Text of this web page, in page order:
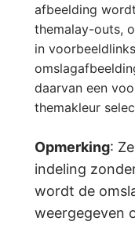
afbeelding
themalay-outs,
in
daarvan een
themakleur
Opmerking:
indeling
wordt de
weergegeven